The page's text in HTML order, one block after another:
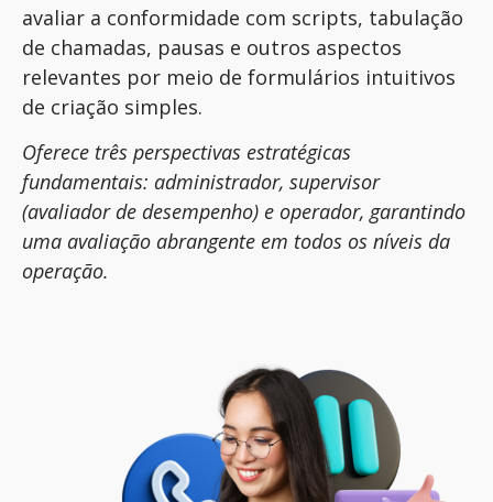
avaliar a conformidade com scripts, tabulação
de chamadas, pausas e outros aspectos
relevantes por meio de formulários intuitivos
de criação simples.
Oferece três perspectivas estratégicas
fundamentais: administrador, supervisor
(avaliador de desempenho) e operador, garantindo
uma avaliação abrangente em todos os níveis da
operação.